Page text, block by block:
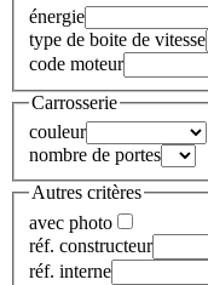
énergie
type de boite de vitesse
code moteur
Carrosserie
couleur
nombre de portes
Autres critères
avec photo
réf. constructeur
réf. interne